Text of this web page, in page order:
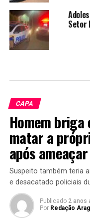
Setor
CAPA
Homem
matar a
após
Suspeito também teria
e desacatado policiais
Publicado 2 anos
Por Redação